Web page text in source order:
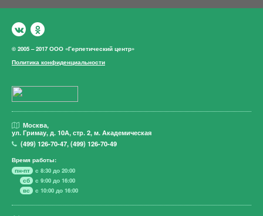
© 2005 – 2017 ООО «Герпетический центр»
Политика конфиденциальности
Москва,
ул. Гримау, д. 10А, стр. 2, м. Академическая
(499)126-70-47,(499)126-70-49
Время работы:
пн-пт
с 8:30 до 20:00
сб
с 9:00 до 16:00
вс
с 10:00 до 16:00